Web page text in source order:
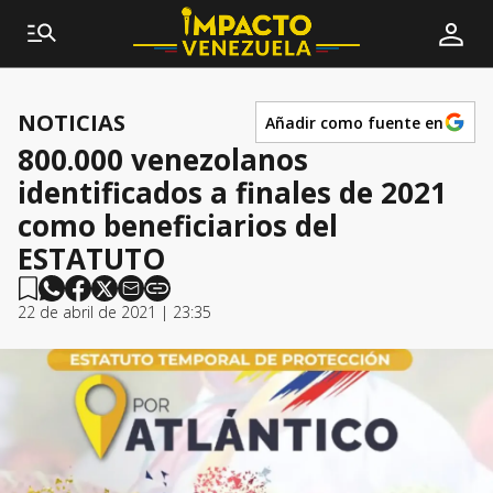
NOTICIAS Añadir como fuente en
800.000 venezolanos
identificados a finales de 2021
como beneficiarios del
ESTATUTO
22 de abril de 2021 | 23:35